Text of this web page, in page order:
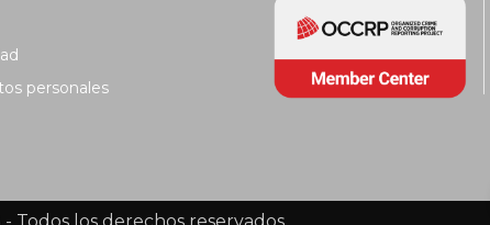
personales